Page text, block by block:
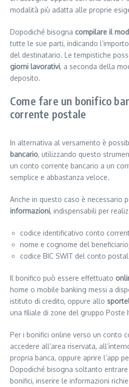
modalità più adatta alle proprie
Dopodiché bisogna compilare il
tutte le sue parti, indicando
del destinatario. Le tempistiche
giorni lavorativi, a seconda della
deposito.
Come fare un bonifico
corrente postale
In alternativa al versamento è
bancario, utilizzando questo
un conto corrente bancario a un
semplice e abbastanza veloce.
Anche in questo caso è necessario
informazioni, indispensabili per
codice identificativo conto
nome e cognome del beneficiario;
codice BIC SWIT del conto
Il bonifico può essere effettuato
home o mobile banking messi a
istituto di credito, oppure allo
una filiale di zone del gruppo Poste
Per i bonifici online verso un conto
accedere all’area riservata,
propria banca, oppure aprire l’app
Dopodiché bisogna soltanto
bonifici, inserire le informazioni